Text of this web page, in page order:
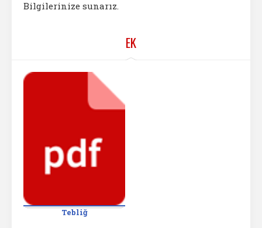
Bilgilerinize sunarız.
EK
Tebliğ